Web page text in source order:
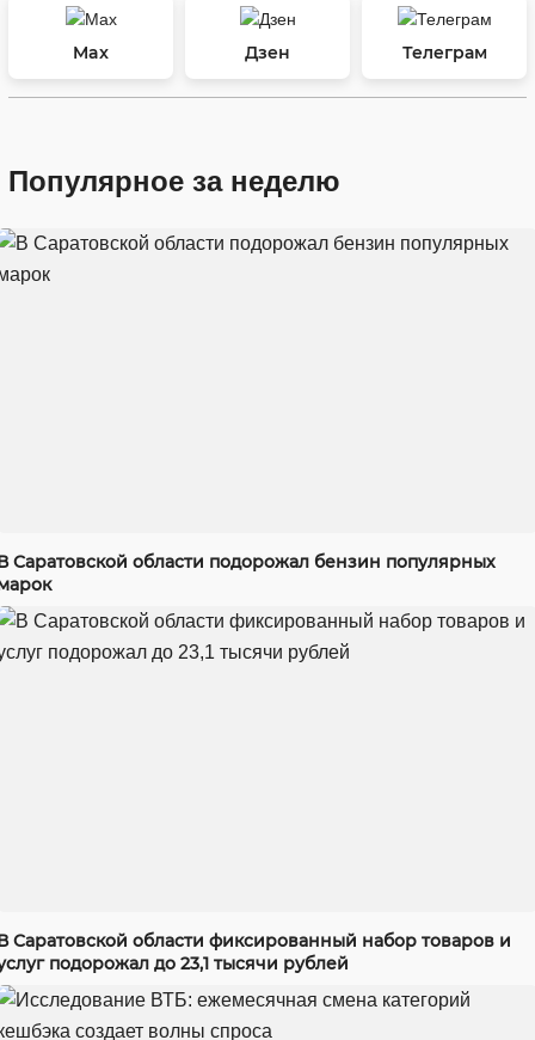
Max Дзен Телеграм
Популярное за неделю
Саратовской области подорожал бензин популярных
Саратовской области фиксированный набор товаров и
подорожал до 23,1 тысячи рублей